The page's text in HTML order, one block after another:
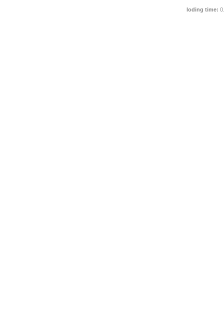
loding time: